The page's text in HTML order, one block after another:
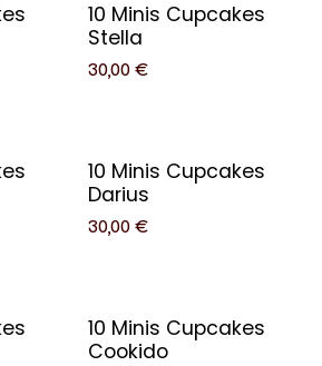
10 Minis Cupcakes
Stella
30,00€
10 Minis Cupcakes
Darius
30,00€
10 Minis Cupcakes
Cookido